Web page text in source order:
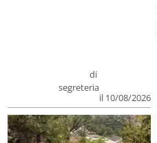
di
segreteria
il 10/08/2026